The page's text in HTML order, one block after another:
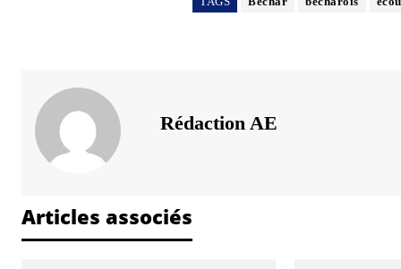
Rédaction AE
Articles associés